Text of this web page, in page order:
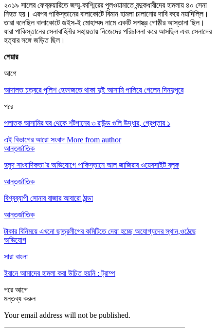
২০১৯ সালের ফেব্রুয়ারিতে জম্মু-কাশ্মিরের পুলওয়ামাতে বন্দুকধারীদের হামলায় ৪০ সেনা
নিহত হয়। এরপর পাকিস্তানের বালাকোটে বিমান হামলা চালানোর দাবি করে নয়াদিল্লি।
তারা বলেছিল বালাকোটে জইস-ই মোহাম্মদ নামে একটি সশস্ত্র গোষ্ঠীর আস্তানা ছিল।
যারা পাকিস্তানের সেনাবাহিনীর সহায়তায় নিজেদের পরিচালনা করে আসছিল এবং সেনাদের
হত্যার সঙ্গে জড়িত ছিল।
শেয়ার
আগে
আদালত চত্বরে পুলিশ হেফাজতে থাকা দুই আসামি পালিয়ে গেলেন দিনদুপুরে
পরে
পলাতক আসামির ঘর থেকে র্শটগানের ৩ রাউন্ড গুলি উদ্ধার, গ্রেপ্তার ১
এই বিভাগের আরো সংবাদ More from author
আন্তর্জাতিক
হলুদ সাংবাদিকতা’র অভিযোগে পাকিস্তানে আল জাজিরার ওয়েবসাইট ব্লক
আন্তর্জাতিক
বিশ্বব্যাপী সোনার বাজার আবারো ঠান্ডা
আন্তর্জাতিক
টাকার বিনিময়ে এখনো ছাত্রলীগের কমিটিতে দেয়া হচ্ছে অযোগ্যদের স্থান,ওঠেছে
অভিযোগ
সারা বাংলা
ইরানে আমাদের হামলা করা উচিত হয়নি : ট্রাম্প
পরেআগে
মন্তব্য করুন
Your email address will not be published.